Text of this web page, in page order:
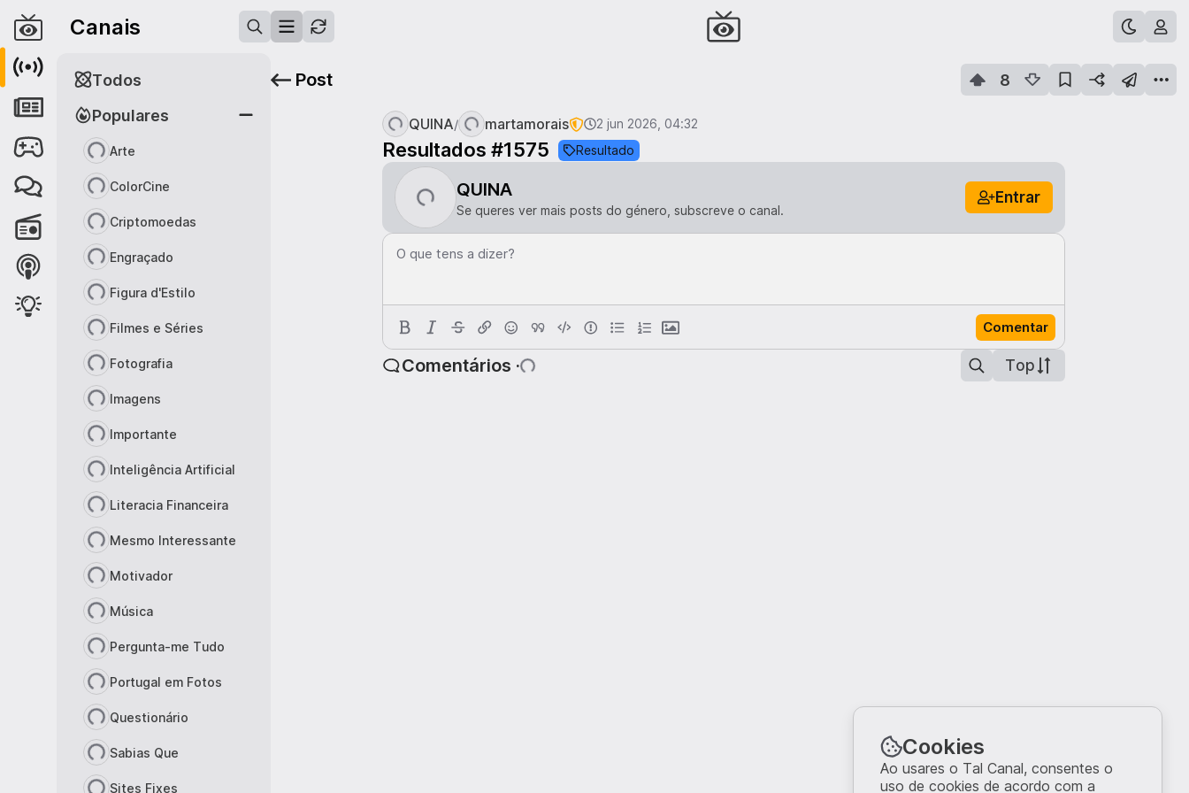
Canais
Populares
Arte
ColorCine
Criptomoedas
Engraçado
Figura d'Estilo
Filmes e Séries
Fotografia
Imagens
Importante
Inteligência Artificial
Literacia Financeira
Mesmo Interessante
Motivador
Música
Pergunta-me Tudo
Portugal em Fotos
Questionário
Sabias Que
Sites Fixes
Todos Post 8
QUINA/ martamorais 2 jun 2026, 04:32
Resultados #1575 Resultado
QUINA
Se queres ver mais posts do género, subscreve o canal.
Entrar
O que tens a dizer?
Comentar
Comentários · Top
Cookies
Ao usares o Tal Canal, consentes o
uso de cookies de acordo com a